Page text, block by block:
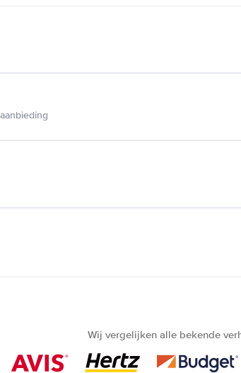
Wij vergelijken alle bekende